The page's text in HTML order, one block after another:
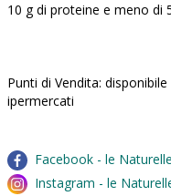
10 g di proteine e meno di
Punti di Vendita:
ipermercati
Facebook - le Naturelle
Instagram - le